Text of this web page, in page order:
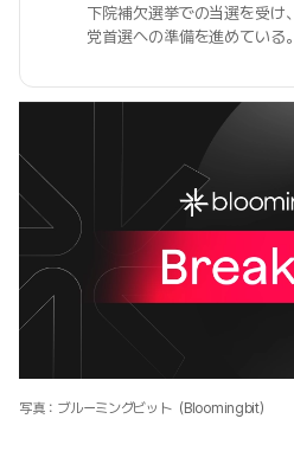
下院補欠選挙での当選を受け、
党首選への準備を進めている。
写真：ブルーミングビット（Bloomingbit）